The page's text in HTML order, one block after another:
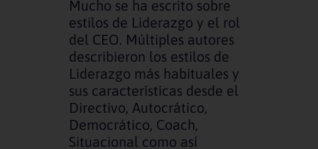
Mucho se ha escrito sobre
estilos de Liderazgo y el rol
del CEO. Múltiples autores
describieron los estilos de
Liderazgo más habituales y
sus características desde el
Directivo, Autocrático,
Democrático, Coach,
Situacional como así